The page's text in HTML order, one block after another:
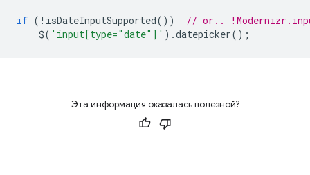
if ( ! isDateInputSupported())
// or..
$( 'input[type="date"]' ).datepicker();
Эта информация оказалась полезной?